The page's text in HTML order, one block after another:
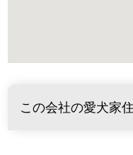
この会社の愛犬家